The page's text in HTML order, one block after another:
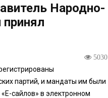
Народно-
принял
5030
партий, и мандаты им были
сайлов» в электронном